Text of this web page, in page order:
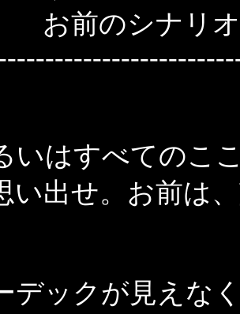
前のシナリオ
いはすべてのこ
い出せ。お前は
デックが見えな